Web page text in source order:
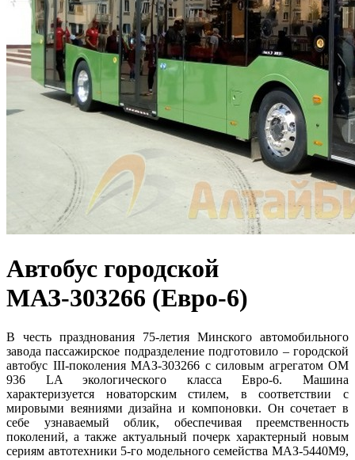
Автобус городской
МАЗ-303266 (Евро-6)
В честь празднования 75-летия Минского автомобильного
завода пассажирское подразделение подготовило – городской
автобус III-поколения МАЗ-303266 с силовым агрегатом OM
936 LA экологического класса Евро-6. Машина
характеризуется новаторским стилем, в соответствии с
мировыми веяниями дизайна и компоновки. Он сочетает в
себе узнаваемый облик, обеспечивая преемственность
поколений, а также актуальный почерк характерный новым
сериям автотехники 5-го модельного семейства МАЗ-5440M9,